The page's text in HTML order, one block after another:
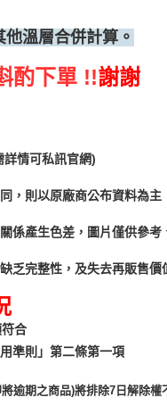
溫層合併計算。
酌下單 !!謝謝
情可私訊官網)
，則以原廠商公布資料為主
係產生色差，圖片僅供參
乏完整性，及失去再販售
合
準則」第二條第一項
逾期之商品)將排除7日解除權